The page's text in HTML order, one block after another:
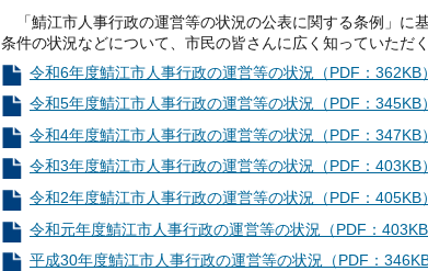
「鯖江市人事行政の運営等の状況の公表に関する条例」に
条件の状況などについて、市民の皆さんに広く知っていただ
令和6年度鯖江市人事行政の運営等の状況（PDF：362KB）
令和5年度鯖江市人事行政の運営等の状況（PDF：345KB）
令和4年度鯖江市人事行政の運営等の状況（PDF：347KB）
令和3年度鯖江市人事行政の運営等の状況（PDF：403KB）
令和2年度鯖江市人事行政の運営等の状況（PDF：405KB）
令和元年度鯖江市人事行政の運営等の状況（PDF：403KB
平成30年度鯖江市人事行政の運営等の状況（PDF：346KB